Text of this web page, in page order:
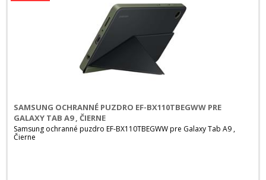
SAMSUNG OCHRANNÉ PUZDRO EF-BX110TBEGWW PRE
GALAXY TAB A9 , ČIERNE
Samsung ochranné puzdro EF-BX110TBEGWW pre Galaxy Tab A9 ,
Čierne